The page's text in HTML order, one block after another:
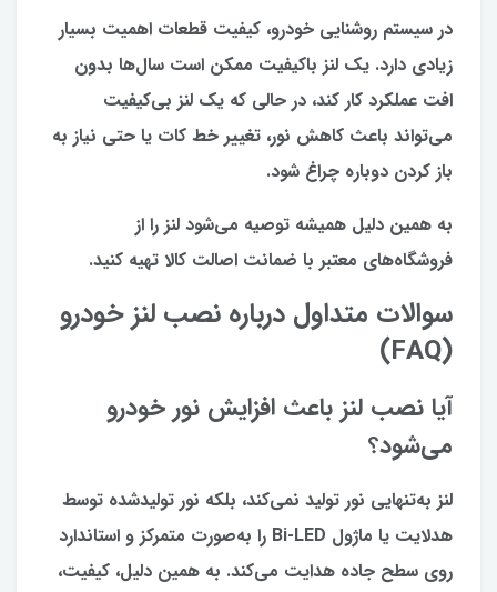
در سیستم روشنایی خودرو، کیفیت قطعات اهمیت بسیار
زیادی دارد. یک لنز باکیفیت ممکن است سال‌ها بدون
افت عملکرد کار کند، در حالی که یک لنز بی‌کیفیت
می‌تواند باعث کاهش نور، تغییر خط کات یا حتی نیاز به
باز کردن دوباره چراغ شود.
به همین دلیل همیشه توصیه می‌شود لنز را از
فروشگاه‌های معتبر با ضمانت اصالت کالا تهیه کنید.
سوالات متداول درباره نصب لنز خودرو
(FAQ)
آیا نصب لنز باعث افزایش نور خودرو
می‌شود؟
لنز به‌تنهایی نور تولید نمی‌کند، بلکه نور تولیدشده توسط
هدلایت یا ماژول Bi-LED را به‌صورت متمرکز و استاندارد
روی سطح جاده هدایت می‌کند. به همین دلیل، کیفیت،